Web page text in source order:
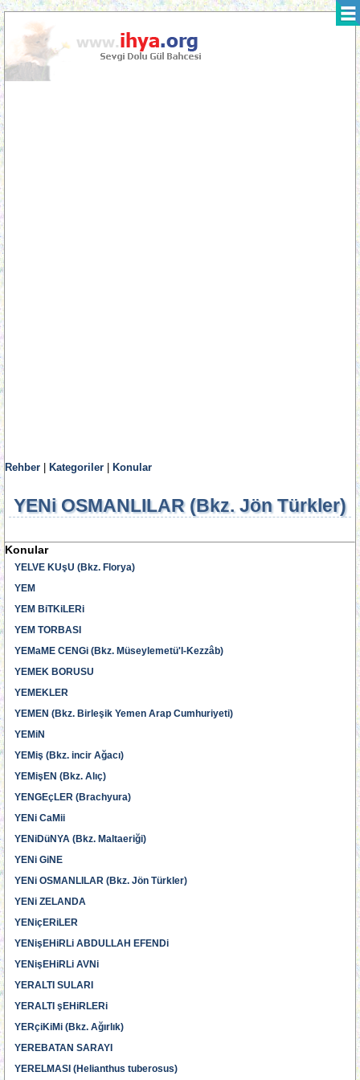
Rehber Kategoriler Konular
YENi OSMANLILAR (Bkz. Jön Türkler)
Konular
YELVE KUşU (Bkz. Florya)
YEM
YEM BiTKiLERi
YEM TORBASI
YEMaME CENGi (Bkz. Müseylemetü'l-Kezzâb)
YEMEK BORUSU
YEMEKLER
YEMEN (Bkz. Birleşik Yemen Arap Cumhuriyeti)
YEMiN
YEMiş (Bkz. incir Ağacı)
YEMişEN (Bkz. Alıç)
YENGEçLER (Brachyura)
YENi CaMii
YENiDüNYA (Bkz. Maltaeriği)
YENi GiNE
YENi OSMANLILAR (Bkz. Jön Türkler)
YENi ZELANDA
YENiçERiLER
YENişEHiRLi ABDULLAH EFENDi
YENişEHiRLi AVNi
YERALTI SULARI
YERALTI şEHiRLERi
YERçiKiMi (Bkz. Ağırlık)
YEREBATAN SARAYI
YERELMASI (Helianthus tuberosus)